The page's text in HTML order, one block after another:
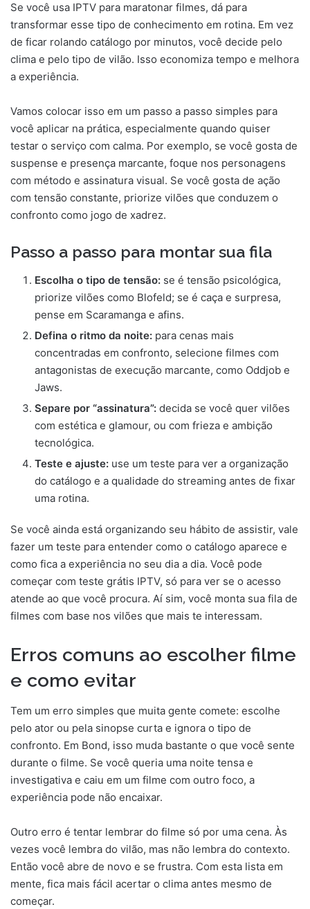
Se você usa IPTV para maratonar filmes, dá para
transformar esse tipo de conhecimento em rotina. Em vez
de ficar rolando catálogo por minutos, você decide pelo
clima e pelo tipo de vilão. Isso economiza tempo e melhora
a experiência.
Vamos colocar isso em um passo a passo simples para
você aplicar na prática, especialmente quando quiser
testar o serviço com calma. Por exemplo, se você gosta de
suspense e presença marcante, foque nos personagens
com método e assinatura visual. Se você gosta de ação
com tensão constante, priorize vilões que conduzem o
confronto como jogo de xadrez.
Passo a passo para montar sua fila
Escolha o tipo de tensão: se é tensão psicológica,
priorize vilões como Blofeld; se é caça e surpresa,
pense em Scaramanga e afins.
Defina o ritmo da noite: para cenas mais
concentradas em confronto, selecione filmes com
antagonistas de execução marcante, como Oddjob e
Jaws.
Separe por “assinatura”: decida se você quer vilões
com estética e glamour, ou com frieza e ambição
tecnológica.
Teste e ajuste: use um teste para ver a organização
do catálogo e a qualidade do streaming antes de fixar
uma rotina.
Se você ainda está organizando seu hábito de assistir, vale
fazer um teste para entender como o catálogo aparece e
como fica a experiência no seu dia a dia. Você pode
começar com teste grátis IPTV, só para ver se o acesso
atende ao que você procura. Aí sim, você monta sua fila de
filmes com base nos vilões que mais te interessam.
Erros comuns ao escolher filme
e como evitar
Tem um erro simples que muita gente comete: escolhe
pelo ator ou pela sinopse curta e ignora o tipo de
confronto. Em Bond, isso muda bastante o que você sente
durante o filme. Se você queria uma noite tensa e
investigativa e caiu em um filme com outro foco, a
experiência pode não encaixar.
Outro erro é tentar lembrar do filme só por uma cena. Às
vezes você lembra do vilão, mas não lembra do contexto.
Então você abre de novo e se frustra. Com esta lista em
mente, fica mais fácil acertar o clima antes mesmo de
começar.